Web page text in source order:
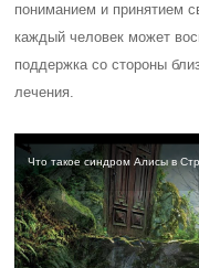
пониманием и принятием
каждый человек может
поддержка со стороны
лечения.
Что такое синдром Алисы в